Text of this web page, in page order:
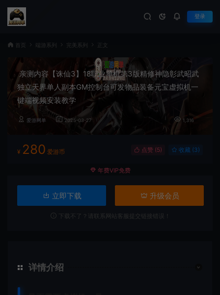
登录
首页 端游系列 完美系列 正文
亲测内容【诛仙3】18职业单机第3版精修神隐彰武昭武
独立天界单人副本GM控制台可发物品装备元宝虚拟机一
键端视频安装教学
爱游网单 2025-03-27 1,316
¥ 280 爱游币 点赞 (5) 收藏 (3)
年费VIP免费
立即下载 升级会员
下载不了？请联系网站客服提交链接错误！
详情介绍